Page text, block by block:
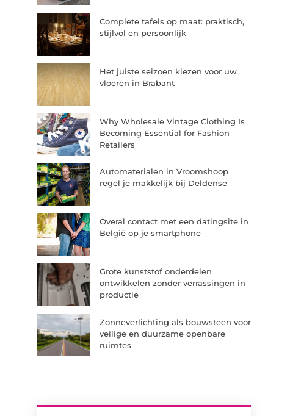
Complete tafels op maat: praktisch,
stijlvol en persoonlijk
Het juiste seizoen kiezen voor uw
vloeren in Brabant
Why Wholesale Vintage Clothing Is
Becoming Essential for Fashion
Retailers
Automaterialen in Vroomshoop
regel je makkelijk bij Deldense
Overal contact met een datingsite in
België op je smartphone
Grote kunststof onderdelen
ontwikkelen zonder verrassingen in
productie
Zonneverlichting als bouwsteen voor
veilige en duurzame openbare
ruimtes